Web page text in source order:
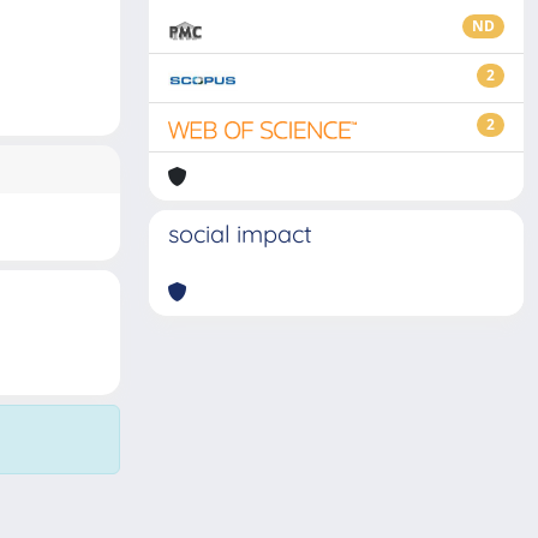
ND
2
2
social impact